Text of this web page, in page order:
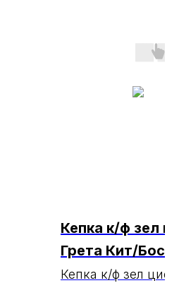
Кепка к/ф зел
Грета Кит/
МАРКА (ЧЗ
Кепка к/ф зел